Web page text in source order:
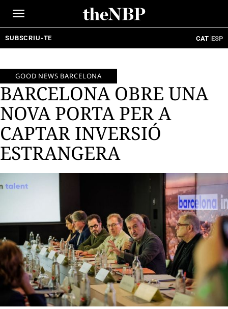
SUBSCRIU-TE CAT ESP
GOOD NEWS BARCELONA
BARCELONA OBRE UNA
NOVA PORTA PER A
CAPTAR INVERSIÓ
ESTRANGERA